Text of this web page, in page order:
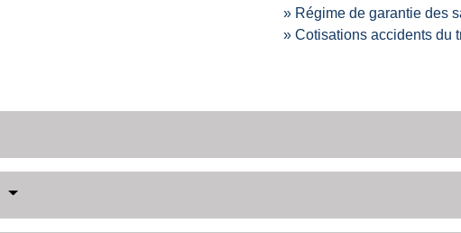
Régime de garantie des
Cotisations accidents du